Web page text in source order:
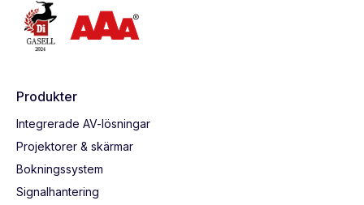
Produkter
Integrerade AV-lösningar
Projektorer & skärmar
Bokningssystem
Signalhantering